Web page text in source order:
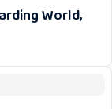
World,